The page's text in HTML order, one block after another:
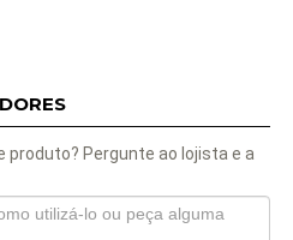
produto? Pergunte ao lojista e a